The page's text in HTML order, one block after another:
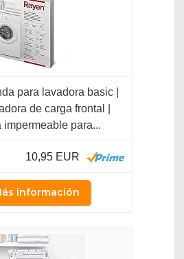
para lavadora basic |
de carga frontal |
impermeable para...
10,95 EUR
información